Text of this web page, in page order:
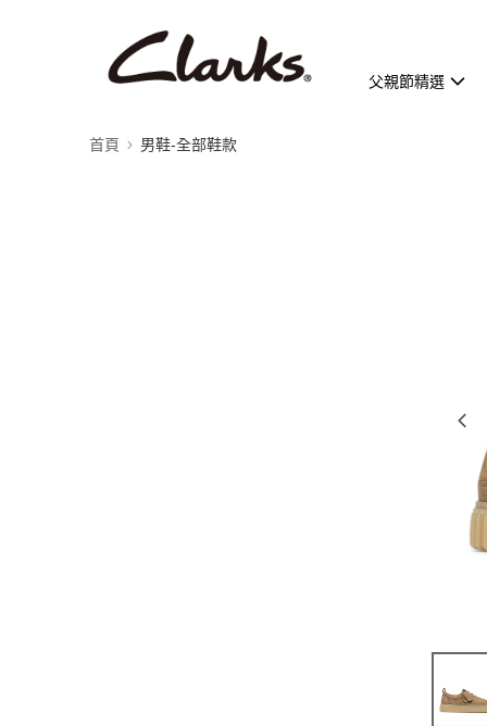
父親節精選
首頁 男鞋-全部鞋款